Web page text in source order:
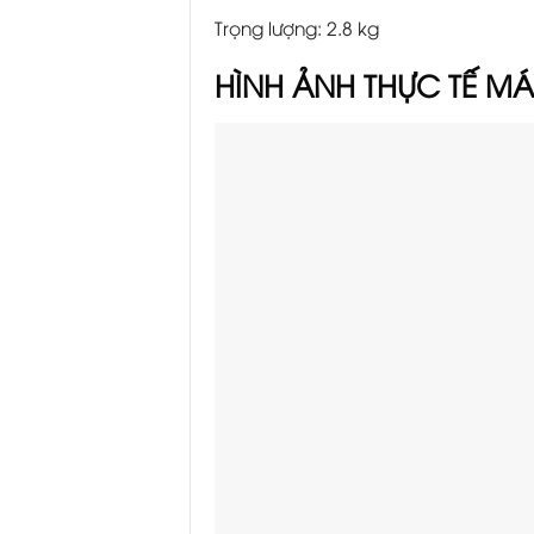
Trọng lượng: 2.8 kg
HÌNH ẢNH THỰC TẾ M